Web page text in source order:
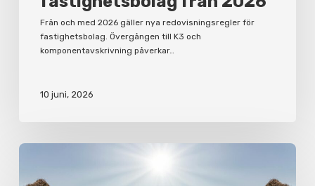
Från och med 2026 gäller nya redovisningsregler för
fastighetsbolag. Övergången till K3 och
komponentavskrivning påverkar…
10 juni, 2026
Korta